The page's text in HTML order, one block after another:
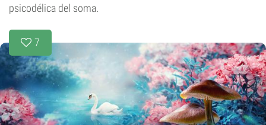
psicodélica del soma.
7